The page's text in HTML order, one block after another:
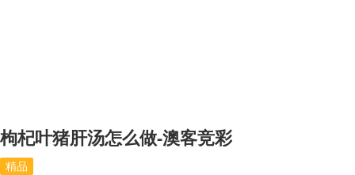
枸杞叶猪肝汤怎么做-澳客竞彩
精品